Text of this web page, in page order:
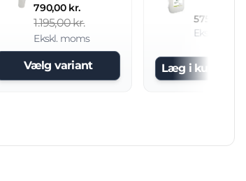
790,00 kr.
1.195,00 kr.
Ekskl. moms
Vælg variant
575,00 kr.
Ekskl.
Læg i kurv